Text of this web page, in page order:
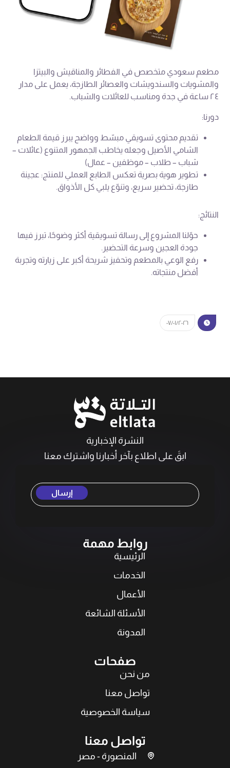
مطعم سعودي متخصص في الفطائر والمناقيش والبيتزا
والمشويات والسندويشات والعصائر الطازجة، يعمل على مدار
٢٤ ساعة في جدة ومناسب للعائلات والشباب.
دورنا:
تقديم محتوى تسويقي مبسّط وواضح يبرز قيمة الطعام
الشامي الأصيل وجعله يخاطب الجمهور المتنوع (عائلات –
شباب – طلاب – موظفين – عمال)
تطوير هوية بصرية تعكس الطابع العملي للمنتج: عجينة
طازجة، تحضير سريع، وتنوّع يلبي كل الأذواق.
النتائج:
حوّلنا المشروع إلى رسالة تسويقية أكثر وضوحًا، تبرز فيها
جودة العجين وسرعة التحضير.
رفع الوعي بالمطعم وتحفيز شريحة أكبر على زيارته وتجربة
أفضل منتجاته.
٠٧/٠١/٢٠٢٦
النشرة الإخبارية
ابقَ على اطلاع بآخر أخبارنا واشترك معنا
إرسال
روابط مهمة
الرئيسية
الخدمات
الأعمال
الأسئلة الشائعة
المدونة
صفحات
من نحن
تواصل معنا
سياسة الخصوصية
تواصل معنا
المنصورة - مصر